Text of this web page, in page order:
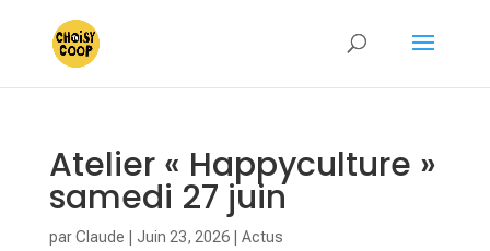
Atelier « Happyculture »
samedi 27 juin
parClaude Juin 23, 2026| Actus